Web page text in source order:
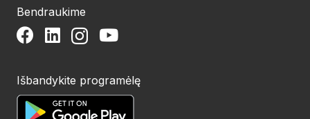
Bendraukime
Išbandykite programėlę